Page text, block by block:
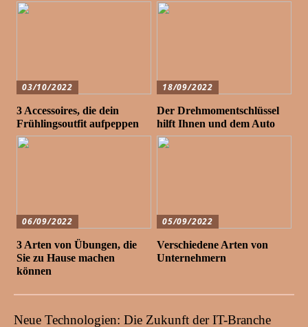
03/10/2022
3 Accessoires, die dein
Frühlingsoutfit aufpeppen
18/09/2022
Der Drehmomentschlüssel
hilft Ihnen und dem Auto
06/09/2022
3 Arten von Übungen, die
Sie zu Hause machen
können
05/09/2022
Verschiedene Arten von
Unternehmern
Neue Technologien: Die Zukunft der IT-Branche